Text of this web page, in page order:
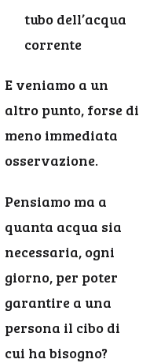
tubo dell’acqua
corrente
E veniamo a un
altro punto, forse di
meno immediata
osservazione.
Pensiamo ma a
quanta acqua sia
necessaria, ogni
giorno, per poter
garantire a una
persona il cibo di
cui ha bisogno?